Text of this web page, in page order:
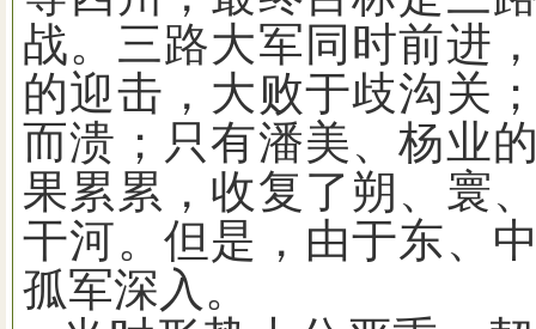
战。三路大军同时前进
的迎击，大败于歧沟关
而溃；只有潘美、杨业
果累累，收复了朔、寰
干河。但是，由于东、
孤军深入。